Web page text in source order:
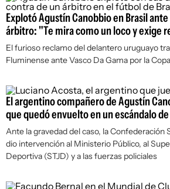
Explotó Agustín Canobbio en Brasil
árbitro: "Te mira como un loco y exige
El furioso reclamo del delantero uruguayo
Fluminense ante Vasco Da Gama por la
El argentino compañero de Agustín
que quedó envuelto en un escándalo
Ante la gravedad del caso, la Confederación
dio intervención al Ministerio Público, al
Deportiva (STJD) y a las fuerzas policiales